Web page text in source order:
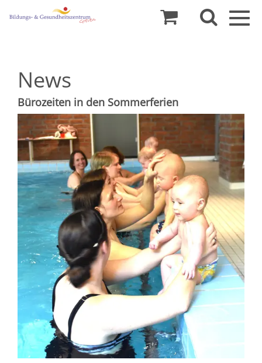
News
Bürozeiten in den Sommerferien